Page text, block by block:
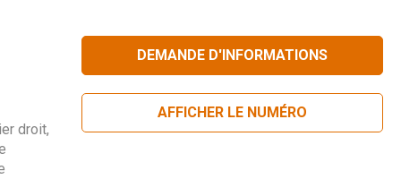
droit,
DEMANDE D'INFORMATIONS
AFFICHER LE NUMÉRO